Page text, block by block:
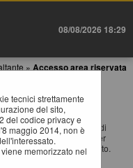
08/08/2026 18:29
» Accesso area riservata
tecnici strettamente
del sito,
del codice privacy e
maggio 2014, non è
memorizzato nel
SA
la gestione della fase di
Servizi e Forniture, per
esecuzione del contratto.
dell'Ente.